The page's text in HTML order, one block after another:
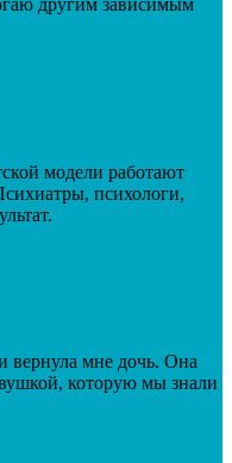
модели работают
психологи,
вернула мне дочь. Она
которую мы знали